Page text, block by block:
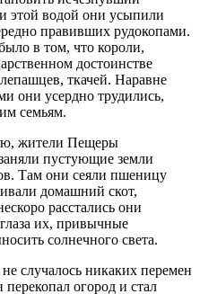
этой водой они усыпили
правивших рудокопами.
в том, что короли,
достоинстве
ткачей. Наравне
они усердно трудились,
семьям.
жители Пещеры
пустующие земли
Там они сеяли пшеницу
домашний скот,
расстались они
их, привычные
солнечного света.
случалось никаких перемен
огород и стал